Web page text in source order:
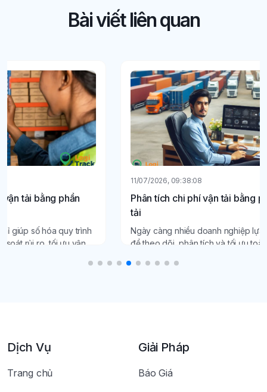
Bài viết liên quan
Phân tích chi phí vận tải bằng phần mềm quản lý vận
Ngày càng nhiều doanh nghiệp lựa chọn phần mềm vận tải
để theo dõi, phân tích và tối ưu toàn bộ chi phí vận hành một
Dịch Vụ
Trang chủ
Giải Pháp
Báo Giá